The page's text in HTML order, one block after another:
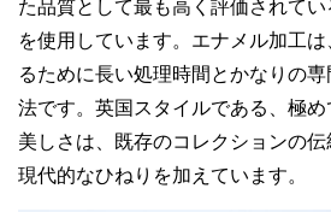
た品質として最も高く評価されて
を使用しています。エナメル加工
るために長い処理時間とかなりの
法です。英国スタイルである、極
美しさは、既存のコレクションの
現代的なひねりを加えています。